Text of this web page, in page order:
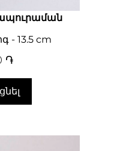
- 13.5 cm
֏